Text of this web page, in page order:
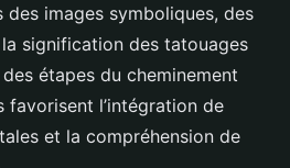
images symboliques, des
signification des tatouages
étapes du cheminement
favorisent l’intégration de
et la compréhension de